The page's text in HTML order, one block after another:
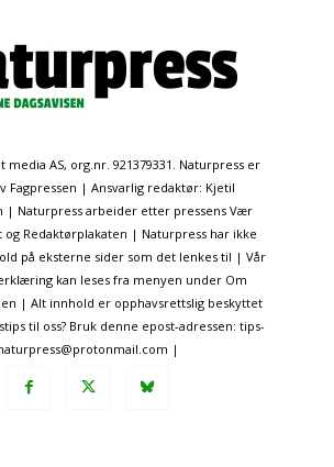
media AS, org.nr. 921379331. Naturpress er
Fagpressen | Ansvarlig redaktør: Kjetil
| Naturpress arbeider etter pressens Vær
og Redaktørplakaten | Naturpress har ikke
på eksterne sider som det lenkes til | Vår
kan leses fra menyen under Om
| Alt innhold er opphavsrettslig beskyttet
til oss? Bruk denne epost-adressen: tips-
|